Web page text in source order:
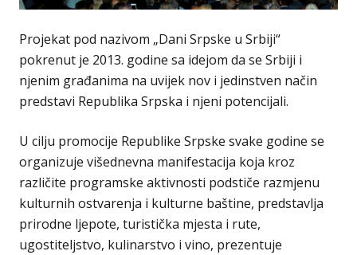
Projekat pod nazivom „Dani Srpske u Srbiji“
pokrenut je 2013. godine sa idejom da se Srbiji i
njenim građanima na uvijek nov i jedinstven način
predstavi Republika Srpska i njeni potencijali.
U cilju promocije Republike Srpske svake godine se
organizuje višednevna manifestacija koja kroz
različite programske aktivnosti podstiče razmjenu
kulturnih ostvarenja i kulturne baštine, predstavlja
prirodne ljepote, turistička mjesta i rute,
ugostiteljstvo, kulinarstvo i vino, prezentuje